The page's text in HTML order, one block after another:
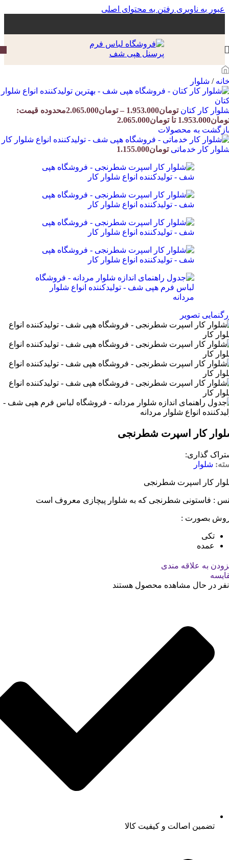
عبور به ناوبری رفتن به محتوای اصلی
/ شلوار
کار کتانتومان1.953.000
– تومان2.065.000محدوده قیمت:
تا تومان2.065.000
به محصولات
کار خدماتیتومان1.155.000
تصویر
کار اسپرت شطرنجی
گذاری:
شلوار
کار اسپرت شطرنجی
: فاستونی شطرنجی که به شلوار پیچازی معروف است
بصورت :
تکی
عمده
به علاقه مندی
نفر در حال مشاهده محصول هستند
تضمین اصالت و کیفیت کالا